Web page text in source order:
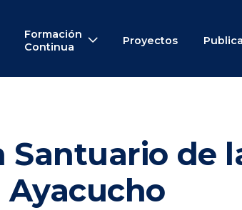
Formación
Continua
Proyectos
Santuario de
Ayacucho